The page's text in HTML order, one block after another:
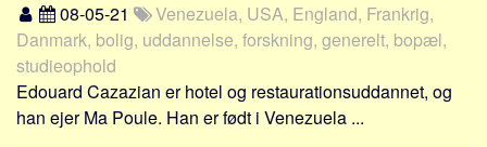
08-05-21
Venezuela, USA, England, Frankrig,
Danmark, bolig, uddannelse, forskning, generelt, bopæl,
studieophold
Edouard Cazazian er hotel og restaurationsuddannet, og
han ejer Ma Poule. Han er født i Venezuela ...